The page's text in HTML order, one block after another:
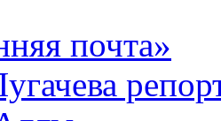
почта»